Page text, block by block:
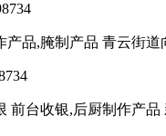
品,腌制产品 青云街
前台收银,后厨制作产